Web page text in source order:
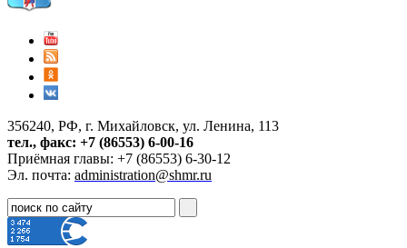
356240, РФ, г. Михайловск, ул. Ленина, 113
тел., факс: +7 (86553) 6-00-16
Приёмная главы: +7 (86553) 6-30-12
Эл. почта: administration@shmr.ru